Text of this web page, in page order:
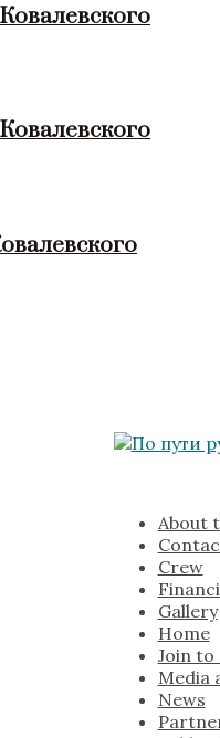
About
Crew
Gallery
Home
Join to
Media
News